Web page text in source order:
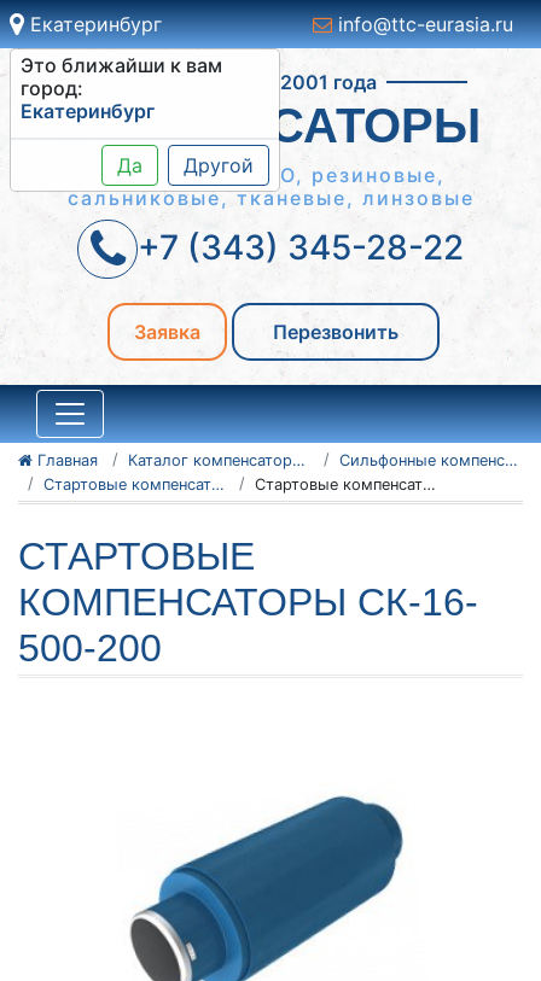
Екатеринбург
Это ближайши к вам
город:
Екатеринбург
Да Другой
info@ttc-eurasia.ru
Работаем с 2001 года
КОМПЕНСАТОРЫ
Сильфонные КСО, резиновые,
сальниковые, тканевые, линзовые
+7 (343) 345-28-22
Заявка Перезвонить
Главная Каталог компенсаторов
Сильфонные компенсаторы
Стартовые компенсаторы ССК
Стартовые компенсаторы СК-16-500-200
СТАРТОВЫЕ
КОМПЕНСАТОРЫ СК-16-
500-200